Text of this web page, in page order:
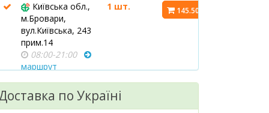
Київська обл.,
м.Бровари,
вул.Київська, 243
прим.14
08:00-21:00
маршрут
1 шт. 145.50 ₴
вул.Драгоманова,
1 шт.
по Україні